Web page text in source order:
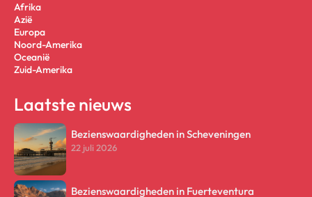
Afrika
Azië
Europa
Noord-Amerika
Oceanië
Zuid-Amerika
Laatste nieuws
Bezienswaardigheden in Scheveningen
22 juli 2026
Bezienswaardigheden in Fuerteventura